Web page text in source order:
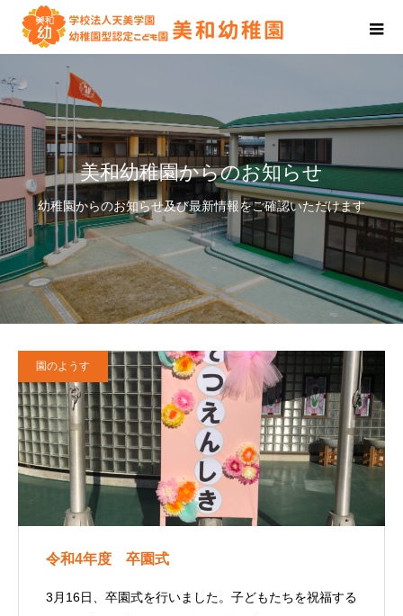
美和幼稚園からのお知らせ
幼稚園からのお知らせ及び最新情報をご確認いただけます
園のようす
令和4年度 卒園式
3月16日、卒園式を行いました。子どもたちを祝福する